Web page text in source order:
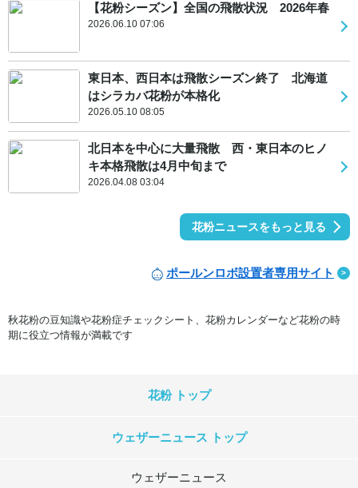
【花粉シーズン】全国の飛散状況 2026年春
2026.06.10 07:06
東日本、西日本は飛散シーズン終了 北海道
はシラカバ花粉が本格化
2026.05.10 08:05
北日本を中心に大量飛散 西・東日本のヒノ
キ本格飛散は4月中旬まで
2026.04.08 03:04
花粉ニュースをもっと見る
ポールンロボ設置者専用サイト
秋花粉の豆知識や花粉症チェックシート、花粉カレンダーなど花粉の時
期に役立つ情報が満載です
花粉 トップ
ウェザーニュース トップ
ウェザーニュース